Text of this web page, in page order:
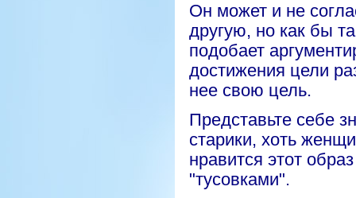
Он может и не
другую, но как бы
подобает
достижения цели
нее свою цель.
Представьте себе
старики, хоть
нравится этот
"тусовками".